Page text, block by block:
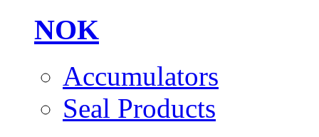
NOK
Accumulators
Seal Products